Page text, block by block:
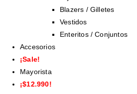
Blazers / Gilletes
Vestidos
Enteritos / Conjuntos
Accesorios
¡Sale!
Mayorista
¡$12.990!